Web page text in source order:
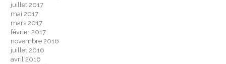
juillet 2017
mai 2017
mars 2017
février 2017
novembre 2016
juillet 2016
avril 2016